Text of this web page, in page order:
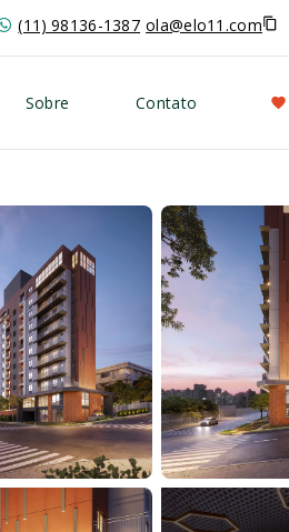
(11) 98136-1387 ola@elo11.com
Sobre Contato